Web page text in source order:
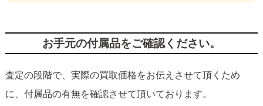
お手元の付属品をご確認ください。
査定の段階で、実際の買取価格をお伝えさせて頂くため
に、付属品の有無を確認させて頂いております。